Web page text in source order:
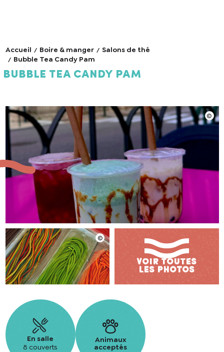
Accueil Boire & manger
Salons de thé
Bubble Tea Candy Pam
Bubble Tea Candy Pam
En salle
8 couverts
Animaux
acceptés